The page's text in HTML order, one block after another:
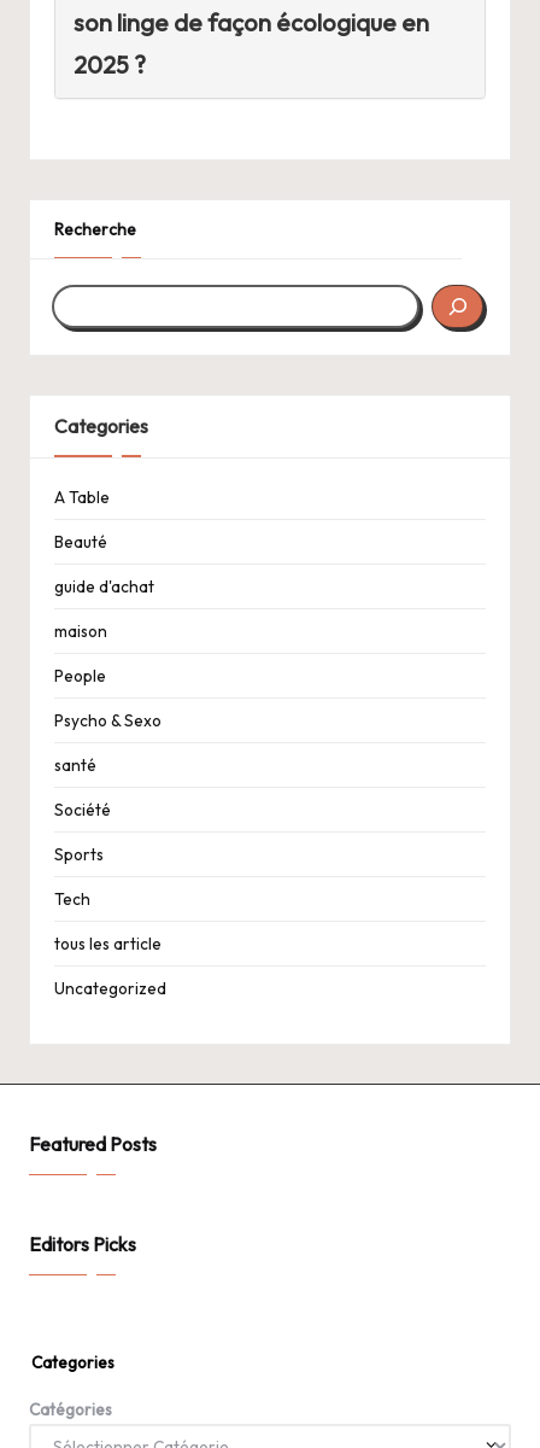
son linge de façon écologique en
2025 ?
Recherche
Categories
A Table
Beauté
guide d'achat
maison
People
Psycho & Sexo
santé
Société
Sports
Tech
tous les article
Uncategorized
Featured Posts
Editors Picks
Categories
Catégories